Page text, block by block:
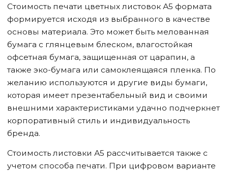
Стоимость печати цветных листовок А5 формата
формируется исходя из выбранного в качестве
основы материала. Это может быть мелованная
бумага с глянцевым блеском, влагостойкая
офсетная бумага, защищенная от царапин, а
также эко-бумага или самоклеящаяся пленка. По
желанию используются и другие виды бумаги,
которая имеет презентабельный вид и своими
внешними характеристиками удачно подчеркнет
корпоративный стиль и индивидуальность
бренда.
Стоимость листовки А5 рассчитывается также с
учетом способа печати. При цифровом варианте